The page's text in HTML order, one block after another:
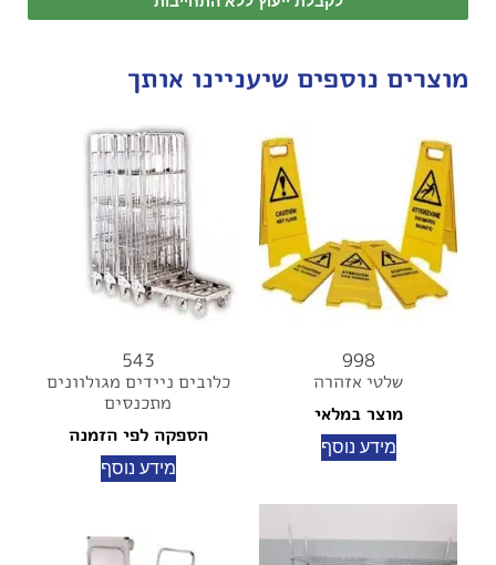
מוצרים נוספים שיעניינו אותך
998
שלטי אזהרה
מוצר במלאי
מידע נוסף
543
כלובים ניידים מגולוונים
מתכנסים
הספקה לפי הזמנה
מידע נוסף